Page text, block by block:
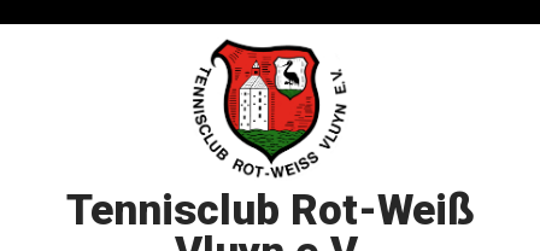
Tennisclub Rot-Weiß